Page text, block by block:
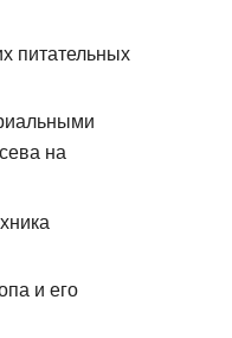
питательных
на
и его